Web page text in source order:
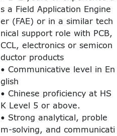
s a Field Application Engine
er (FAE) or in a similar tech
nical support role with PCB,
CCL, electronics or semicon
ductor products
• Communicative level in En
glish
• Chinese proficiency at HS
K Level 5 or above.
• Strong analytical, proble
m-solving, and communicati